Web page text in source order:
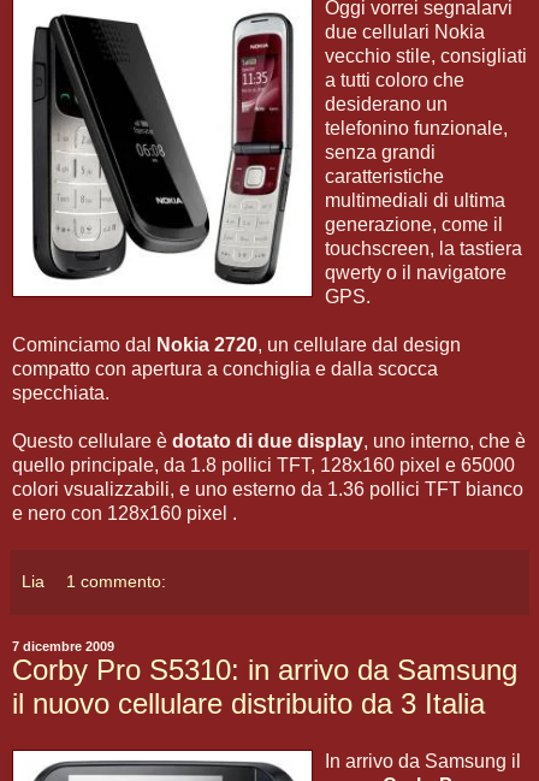
Oggi vorrei segnalarvi
due cellulari Nokia
vecchio stile, consigliati
a tutti coloro che
desiderano un
telefonino funzionale,
senza grandi
caratteristiche
multimediali di ultima
generazione, come il
touchscreen, la tastiera
qwerty o il navigatore
GPS.
Cominciamo dal Nokia 2720, un cellulare dal design
compatto con apertura a conchiglia e dalla scocca
specchiata.
Questo cellulare è dotato di due display, uno interno, che è
quello principale, da 1.8 pollici TFT, 128x160 pixel e 65000
colori vsualizzabili, e uno esterno da 1.36 pollici TFT bianco
e nero con 128x160 pixel .
Lia 1 commento:
7 dicembre 2009
Corby Pro S5310: in arrivo da Samsung
il nuovo cellulare distribuito da 3 Italia
In arrivo da Samsung il